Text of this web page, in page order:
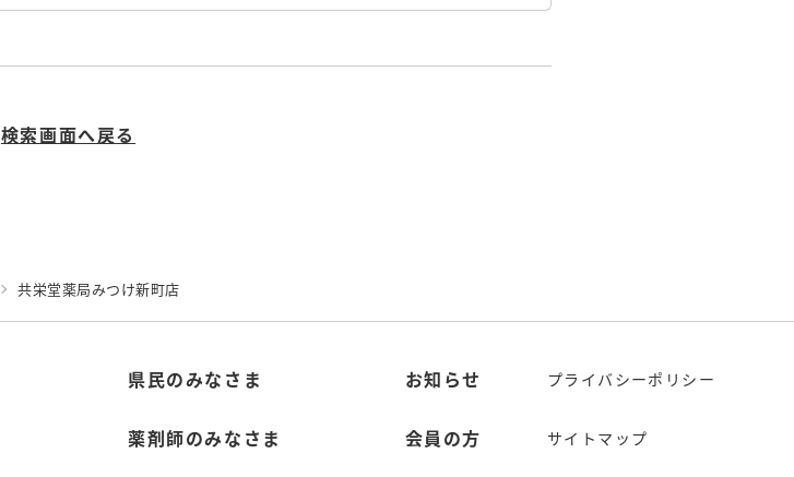
検索画面へ戻る
共栄堂薬局みつけ新町店
県民のみなさま
薬剤師のみなさま
お知らせ
会員の方
プライバシーポリシー
サイトマップ